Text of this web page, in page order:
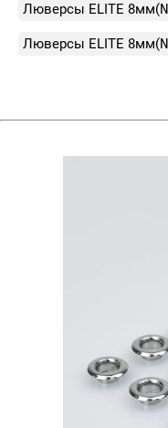
Люверсы ELITE
Люверсы ELITE